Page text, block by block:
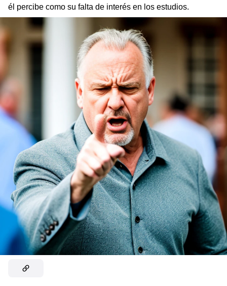
él percibe como su falta de interés en los estudios.